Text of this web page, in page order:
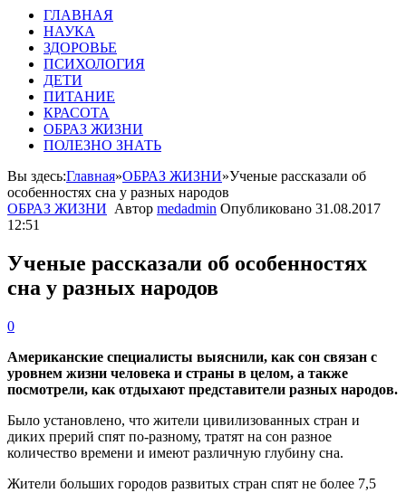
ГЛАВНАЯ
НАУКА
ЗДОРОВЬЕ
ПСИХОЛОГИЯ
ДЕТИ
ПИТАНИЕ
КРАСОТА
ОБРАЗ ЖИЗНИ
ПОЛЕЗНО ЗНАТЬ
Вы здесь:Главная»ОБРАЗ ЖИЗНИ»Ученые рассказали об
особенностях сна у разных народов
ОБРАЗ ЖИЗНИ Автор medadmin Опубликовано 31.08.2017
12:51
Ученые рассказали об особенностях
сна у разных народов
0
Американские специалисты выяснили, как сон связан с
уровнем жизни человека и страны в целом, а также
посмотрели, как отдыхают представители разных народов.
Было установлено, что жители цивилизованных стран и
диких прерий спят по-разному, тратят на сон разное
количество времени и имеют различную глубину сна.
Жители больших городов развитых стран спят не более 7,5